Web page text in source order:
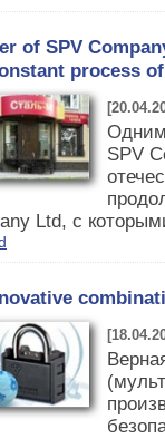
of SPV
process
Одним
SPV
Ltd, с